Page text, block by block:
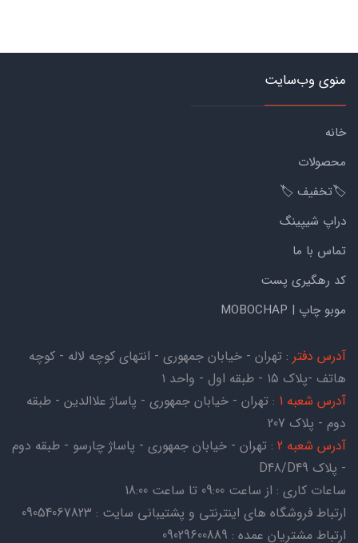
منوی وب‌سایت
خانه
محصولات
🏷️تخفیف 🏷️
دراپ شیپینگ
تماس با ما
کد رهگیری پست
موبو چاپ | MOBOCHAP
آدرس دفتر : تهران - خیابان جمهوری - انتهای کوچه لاله - کوچه
هاتف -پلاک ۱۵ - طبقه اول - واحد ۱
آدرس شعبه 1
: تهران - خیابان جمهوری - پاساژ علاالدین - طبقه
دوم - پلاک 207
آدرس شعبه 2
: تهران - خیابان جمهوری - پاساژ چارسو - طبقه دوم
- پلاک D48/D49
ساعات کاری : از ساعت 09:00 تا ساعت 18:00
ارتباط فروشگاه های اینترنتی و پشتیبانی سایت : 09054067823
ارتباط مشتریان عمده : 09029600889